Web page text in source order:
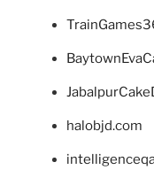
halobjd.com